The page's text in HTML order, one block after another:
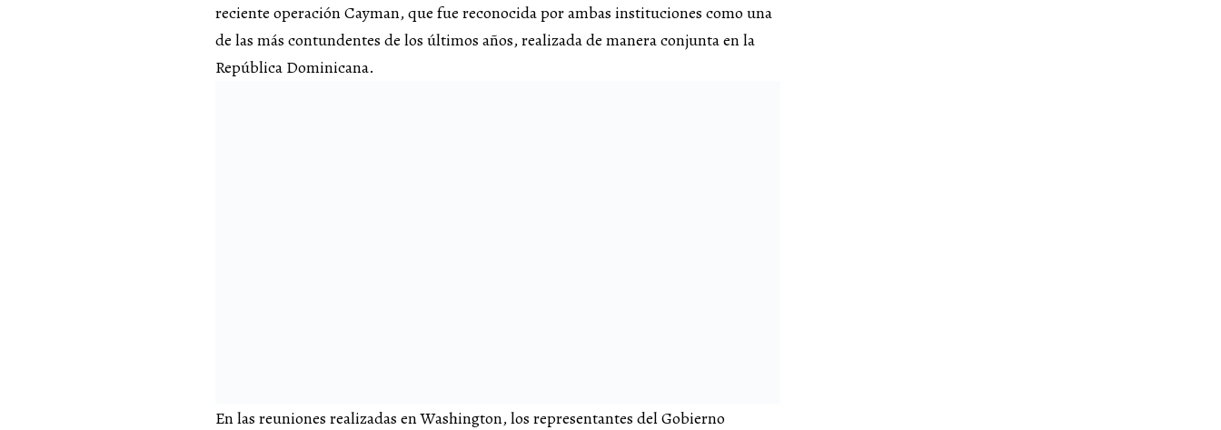
reciente operación Cayman, que fue reconocida por ambas instituciones como una
de las más contundentes de los últimos años, realizada de manera conjunta en la
República Dominicana.
En las reuniones realizadas en Washington, los representantes del Gobierno